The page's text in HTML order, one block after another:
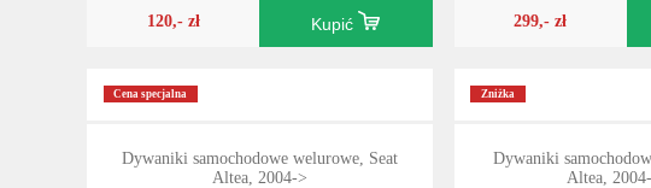
120,- zł Kupić 299,- zł
Cena specjalna
Dywaniki samochodowe welurowe, Seat
Altea, 2004->
Zniżka
Dywaniki
Altea,